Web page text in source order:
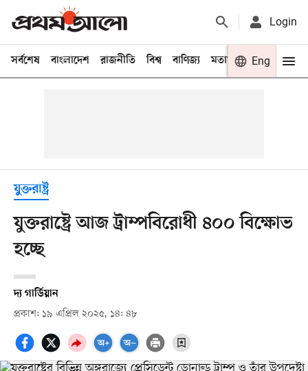
Login
সর্বশেষ বাংলাদেশ রাজনীতি বিশ্ব বাণিজ্য মতামত খেলা
Eng
যুক্তরাষ্ট্র
যুক্তরাষ্ট্রে আজ ট্রাম্পবিরোধী ৪০০ বিক্ষোভ
হচ্ছে
দ্য গার্ডিয়ান
প্রকাশ: ১৯ এপ্রিল ২০২৫, ১৪: ৪৮